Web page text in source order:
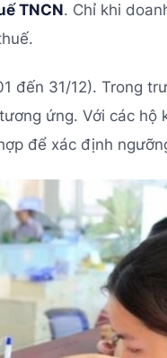
TNCN. Chỉ khi
đến 31/12). Trong
ứng. Với các hộ
để xác định